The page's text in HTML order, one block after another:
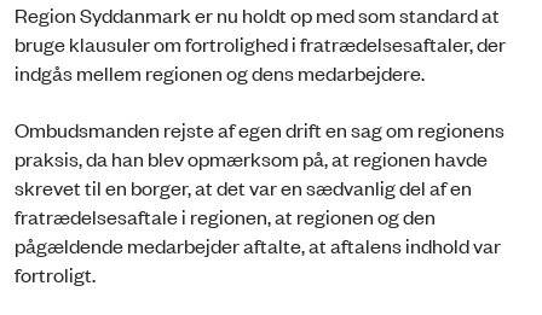
Region Syddanmark er nu holdt op med som standard at
bruge klausuler om fortrolighed i fratrædelsesaftaler, der
indgås mellem regionen og dens medarbejdere.
Ombudsmanden rejste af egen drift en sag om regionens
praksis, da han blev opmærksom på, at regionen havde
skrevet til en borger, at det var en sædvanlig del af en
fratrædelsesaftale i regionen, at regionen og den
pågældende medarbejder aftalte, at aftalens indhold var
fortroligt.